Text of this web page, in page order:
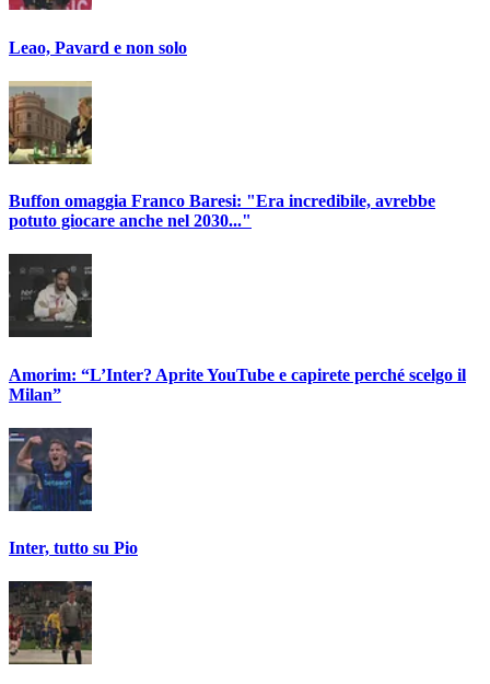
Leao, Pavard e non solo
Buffon omaggia Franco Baresi: "Era incredibile, avrebbe
potuto giocare anche nel 2030..."
Amorim: “L’Inter? Aprite YouTube e capirete perché scelgo il
Milan”
Inter, tutto su Pio